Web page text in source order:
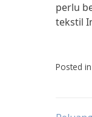
perlu
tekstil
Posted in